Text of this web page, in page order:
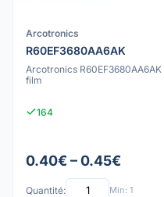
Arcotronics
R60EF3680AA6AK
Arcotronics
film
164
0.40€ – 0.45€
Quantité: Min: 1